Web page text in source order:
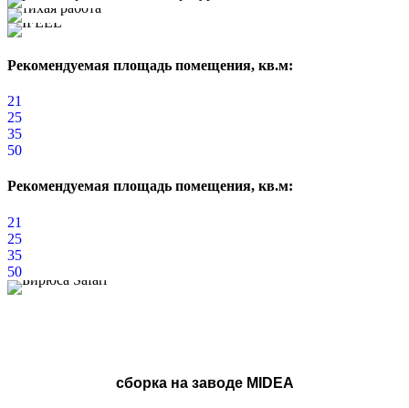
Рекомендуемая площадь помещения, кв.м:
21
25
35
50
Рекомендуемая площадь помещения, кв.м:
21
25
35
50
сборка на заводе MIDEA